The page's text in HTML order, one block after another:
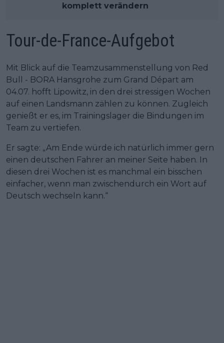
komplett verändern
Tour-de-France-Aufgebot
Mit Blick auf die Teamzusammenstellung von Red
Bull - BORA Hansgrohe zum Grand Départ am
04.07. hofft Lipowitz, in den drei stressigen Wochen
auf einen Landsmann zählen zu können. Zugleich
genießt er es, im Trainingslager die Bindungen im
Team zu vertiefen.
Er sagte: „Am Ende würde ich natürlich immer gern
einen deutschen Fahrer an meiner Seite haben. In
diesen drei Wochen ist es manchmal ein bisschen
einfacher, wenn man zwischendurch ein Wort auf
Deutsch wechseln kann.“